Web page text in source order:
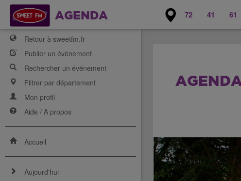
AGENDA 72 41 61
Retour à sweetfm.fr
Publier un événement
Rechercher un événement
Filtrer par département
Mon profil
Aide / A propos
Accueil
Aujourd'hui